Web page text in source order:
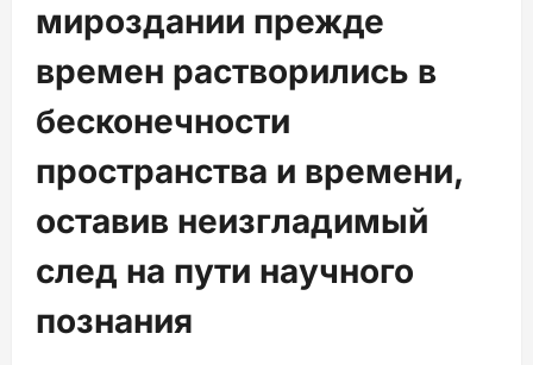
мироздании прежде
времен растворились в
бесконечности
пространства и времени,
оставив неизгладимый
след на пути научного
познания